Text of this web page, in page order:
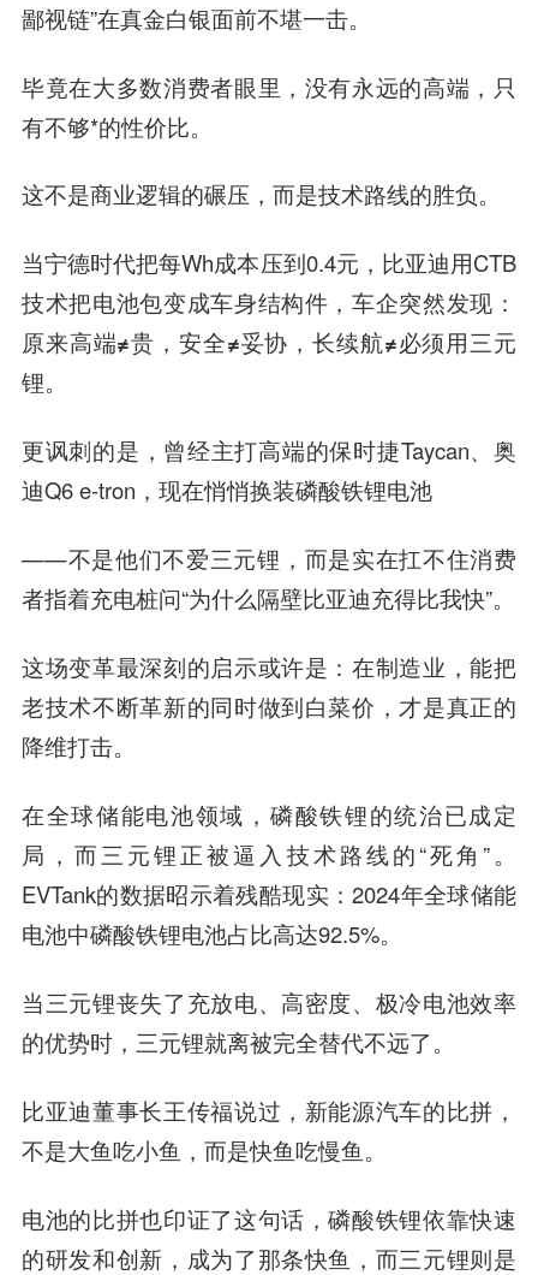
鄙视链”在真金白银面前不堪一击。
毕竟在大多数消费者眼里，没有永远的高端，只
有不够*的性价比。
这不是商业逻辑的碾压，而是技术路线的胜负。
当宁德时代把每Wh成本压到0.4元，比亚迪用CTB
技术把电池包变成车身结构件，车企突然发现：
原来高端≠贵，安全≠妥协，长续航≠必须用三元
锂。
更讽刺的是，曾经主打高端的保时捷Taycan、奥
迪Q6 e-tron，现在悄悄换装磷酸铁锂电池
——不是他们不爱三元锂，而是实在扛不住消费
者指着充电桩问“为什么隔壁比亚迪充得比我快”。
这场变革最深刻的启示或许是：在制造业，能把
老技术不断革新的同时做到白菜价，才是真正的
降维打击。
在全球储能电池领域，磷酸铁锂的统治已成定
局，而三元锂正被逼入技术路线的“死角”。
EVTank的数据昭示着残酷现实：2024年全球储能
电池中磷酸铁锂电池占比高达92.5%。
当三元锂丧失了充放电、高密度、极冷电池效率
的优势时，三元锂就离被完全替代不远了。
比亚迪董事长王传福说过，新能源汽车的比拼，
不是大鱼吃小鱼，而是快鱼吃慢鱼。
电池的比拼也印证了这句话，磷酸铁锂依靠快速
的研发和创新，成为了那条快鱼，而三元锂则是